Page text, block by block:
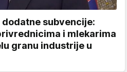
subvencije:
i mlekarima
granu industrije u